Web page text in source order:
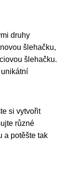
druhy
šlehačku,
šlehačku.
si vytvořit
různé
a potěšte tak